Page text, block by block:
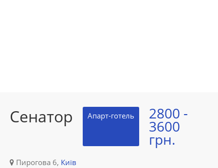
Сенатор Апарт-готель 2800 -
3600
грн.
Пирогова 6, Київ